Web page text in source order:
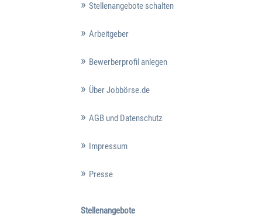
Stellenangebote schalten
Arbeitgeber
Bewerberprofil anlegen
Über Jobbörse.de
AGB und Datenschutz
Impressum
Presse
Stellenangebote